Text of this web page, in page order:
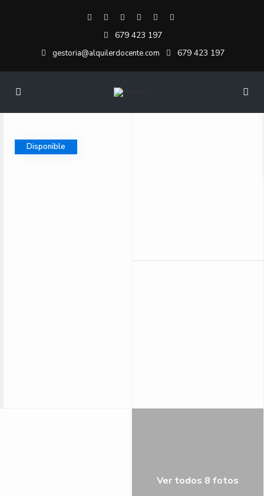
679 423 197
gestoria@alquilerdocente.com 679 423 197
Disponible
Ver todos 8 fotos